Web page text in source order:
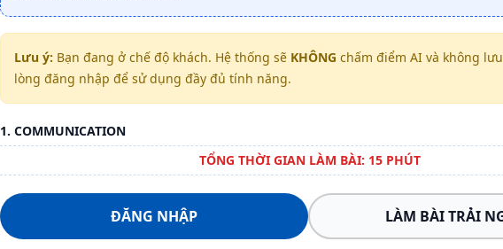
Lưu ý: Bạn đang ở chế độ khách. Hệ thống sẽ KHÔNG chấm điểm AI và không
lòng đăng nhập để sử dụng đầy đủ tính năng.
1. COMMUNICATION
TỔNG THỜI GIAN LÀM BÀI: 15 PHÚT
ĐĂNG NHẬP LÀM BÀI TRẢI